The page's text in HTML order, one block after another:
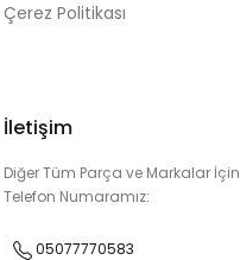
Çerez Politikası
İletişim
Diğer Tüm Parça ve Markalar İçin
Telefon Numaramız:
05077770583